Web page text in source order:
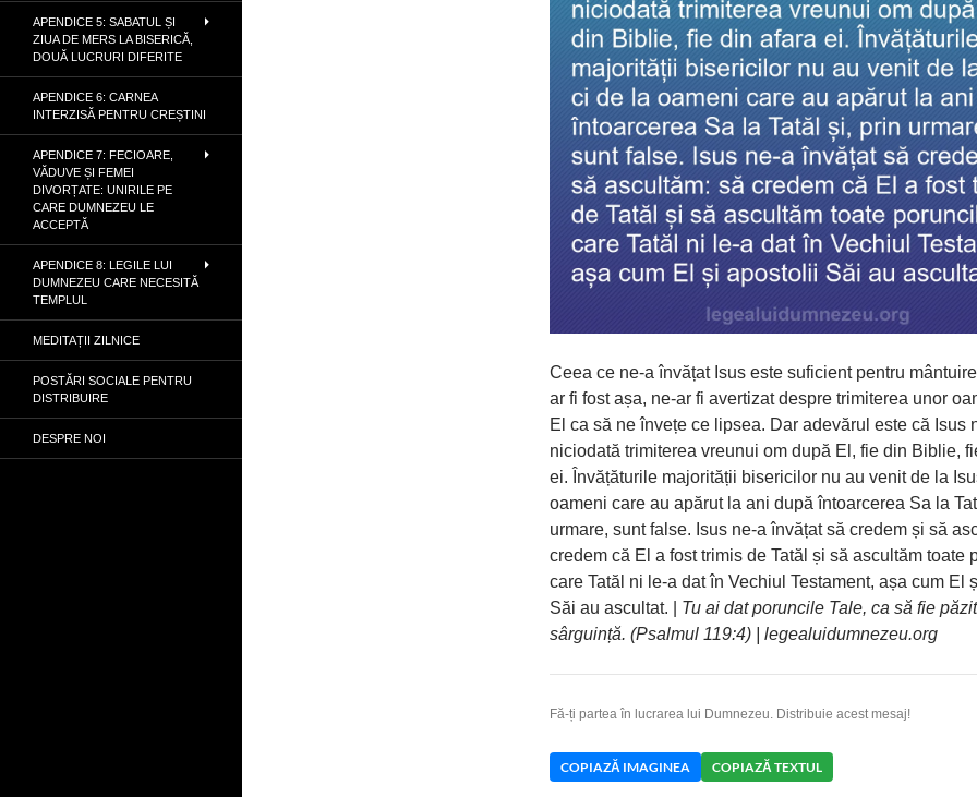
Ceea ce ne-a învățat Isus este suficient pentru
ar fi fost așa, ne-ar fi avertizat despre trimiterea unor
El ca să ne învețe ce lipsea. Dar adevărul este că Isus
niciodată trimiterea vreunui om după El, fie din Biblie,
ei. Învățăturile majorității bisericilor nu au venit de la
oameni care au apărut la ani după întoarcerea Sa la
urmare, sunt false. Isus ne-a învățat să credem și să
credem că El a fost trimis de Tatăl și să ascultăm toate
care Tatăl ni le-a dat în Vechiul Testament, așa cum El
Săi au ascultat. | Tu ai dat poruncile Tale, ca să fie
sârguință. (Psalmul 119:4) | legealuidumnezeu.org
Fă-ți partea în lucrarea lui Dumnezeu. Distribuie acest mesaj!
COPIAZĂ IMAGINEA COPIAZĂ TEXTUL
APENDICE 5: SABATUL ȘI
ZIUA DE MERS LA BISERICĂ,
DOUĂ LUCRURI DIFERITE
APENDICE 6: CARNEA
INTERZISĂ PENTRU CREȘTINI
APENDICE 7: FECIOARE,
VĂDUVE ȘI FEMEI
DIVORȚATE: UNIRILE PE
CARE DUMNEZEU LE
ACCEPTĂ
APENDICE 8: LEGILE LUI
DUMNEZEU CARE NECESITĂ
TEMPLUL
MEDITAȚII ZILNICE
POSTĂRI SOCIALE PENTRU
DISTRIBUIRE
DESPRE NOI